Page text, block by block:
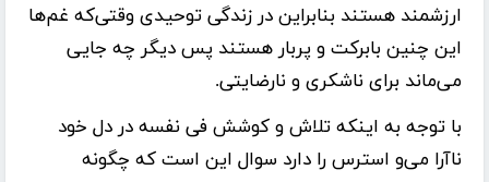
ارزشمند هستند بنابراین در زندگی توحیدی وقتی‌که غم‌ها
این چنین بابرکت و پربار هستند پس دیگر چه جایی
می‌ماند برای ناشکری و نارضایتی.
با توجه به اینکه تلاش و کوشش فی نفسه در دل خود
ناآرا می‌و استرس را دارد سوال این است که چگونه